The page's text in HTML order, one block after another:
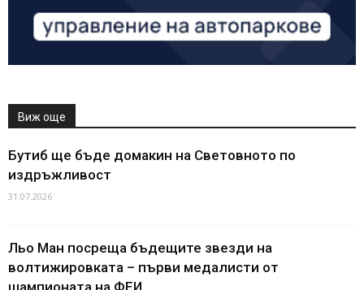
Виж още
Бутиб ще бъде домакин на Световното по
издръжливост
31.07.2026
Льо Ман посреща бъдещите звезди на
волтижировката – първи медалисти от
шампионата на ФЕИ